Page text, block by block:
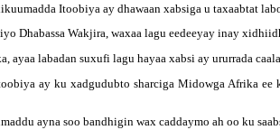
Itoobiya ay dhawaan xabsiga u taxaabtat
Dhabassa Wakjira, waxaa lagu eedeeyay inay
labadan suxufi lagu hayaa xabsi ay ururrada
ay ku xadgudubto sharciga Midowga Afrika
ayna soo bandhigin wax caddaymo ah oo ku